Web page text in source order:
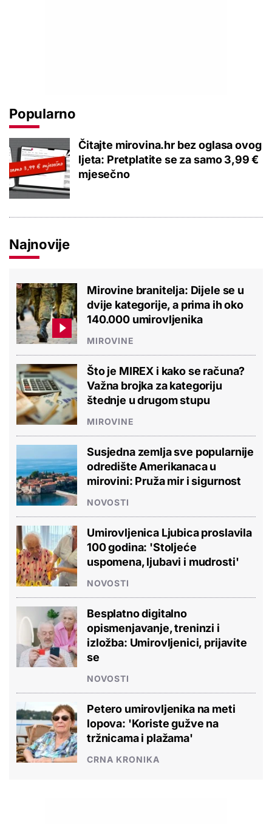
Popularno
Čitajte mirovina.hr bez oglasa ovog
ljeta: Pretplatite se za samo 3,99 €
mjesečno
Najnovije
Mirovine branitelja: Dijele se u
dvije kategorije, a prima ih oko
140.000 umirovljenika
MIROVINE
Što je MIREX i kako se računa?
Važna brojka za kategoriju
štednje u drugom stupu
MIROVINE
Susjedna zemlja sve popularnije
odredište Amerikanaca u
mirovini: Pruža mir i sigurnost
NOVOSTI
Umirovljenica Ljubica proslavila
100 godina: 'Stoljeće
uspomena, ljubavi i mudrosti'
NOVOSTI
Besplatno digitalno
opismenjavanje, treninzi i
izložba: Umirovljenici, prijavite
se
NOVOSTI
Petero umirovljenika na meti
lopova: 'Koriste gužve na
tržnicama i plažama'
CRNA KRONIKA